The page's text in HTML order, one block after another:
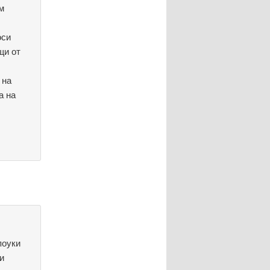
от
на